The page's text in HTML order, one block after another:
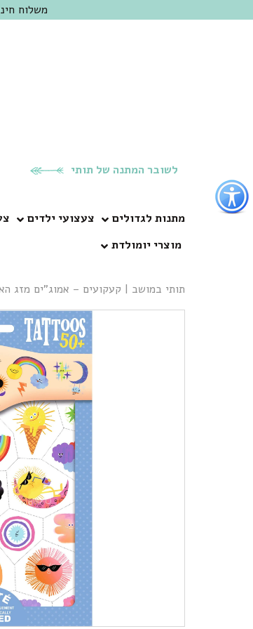
כפתור
לפתיחת
תפריט
נגישות
משלוח חינם ברכישה מעל 300 ש"ח | אופציה
לשובר המתנה של תותי
מתנות לגדולים צעצועי ילדים
מוצרי יומולדת
תותי במושב | קעקועים – אמוג”ים מזג